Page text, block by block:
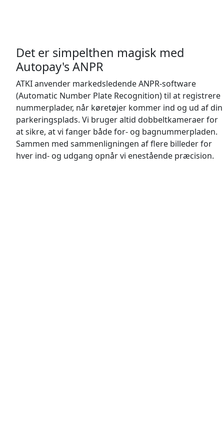
Det er simpelthen magisk med
Autopay's ANPR
ATKI anvender markedsledende ANPR-software
(Automatic Number Plate Recognition) til at registrere
nummerplader, når køretøjer kommer ind og ud af din
parkeringsplads. Vi bruger altid dobbeltkameraer for
at sikre, at vi fanger både for- og bagnummerpladen.
Sammen med sammenligningen af flere billeder for
hver ind- og udgang opnår vi enestående præcision.